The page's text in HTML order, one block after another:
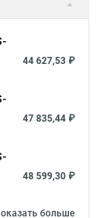
44 627,53 ₽
47 835,44 ₽
48 599,30 ₽
больше